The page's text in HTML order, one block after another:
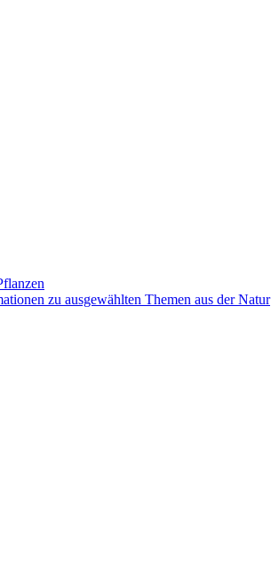
zu ausgewählten Themen aus der Natur